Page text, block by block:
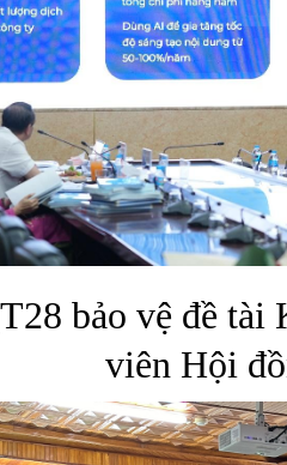
bảo vệ đề tài
viên Hội